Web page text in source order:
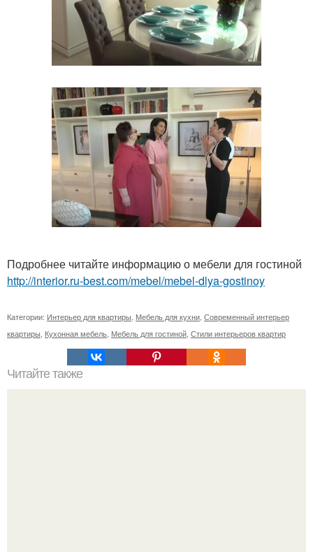
Подробнее читайте информацию о мебели для гостиной
http://interior.ru-best.com/mebel/mebel-dlya-gostinoy
Категории: Интерьер для квартиры Мебель для кухни Современный интерьер
квартиры Кухонная мебель Мебель для гостиной Стили интерьеров квартир
Читайте также